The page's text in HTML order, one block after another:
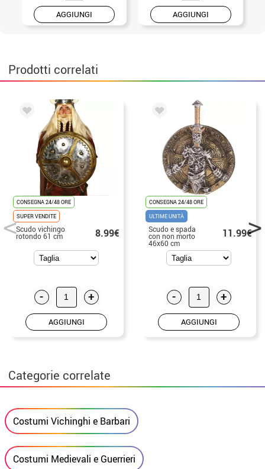
AGGIUNGI AGGIUNGI
Prodotti correlati
CONSEGNA 24/48 ORE
SUPER VENDITE
Scudo vichingo
rotondo 61 cm 8.99€
- +
AGGIUNGI
CONSEGNA 24/48 ORE
ULTIME UNITÀ
Scudo e spada
con non morto
46x60 cm
11.99€
- +
AGGIUNGI
Categorie correlate
Costumi Vichinghi e Barbari
Costumi Medievali e Guerrieri